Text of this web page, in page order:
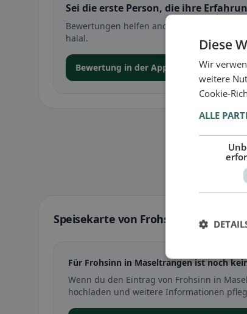
Sei die erste Person, die ihre
Bewertungen helfen anderen bei der
halal.
Bewertung in der App abgeben
Speisekarte von Frohsinn in
Für Frohsinn in Maseltrangen ist noch
Wenn du den Eintrag von Frohsinn in
hochladen und weitere Informationen
Diese
Wir
weitere
Cookie-
ALLE